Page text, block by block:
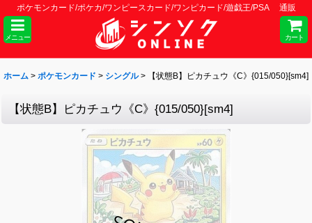
ポケモンカード/ポケカ/ワンピースカード/ワンピカード/遊戯王/PSA 通販
メニュー カート
ホーム > ポケモンカード > シングル > 【状態B】ピカチュウ《C》{015/050}[sm4]
【状態B】ピカチュウ《C》{015/050}[sm4]